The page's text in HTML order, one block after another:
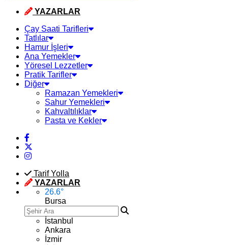
YAZARLAR
Çay Saati Tarifleri
Tatlılar
Hamur İşleri
Ana Yemekler
Yöresel Lezzetler
Pratik Tarifler
Diğer
Ramazan Yemekleri
Sahur Yemekleri
Kahvaltılıklar
Pasta ve Kekler
Tarif Yolla
YAZARLAR
26.6°
Bursa
İstanbul
Ankara
İzmir